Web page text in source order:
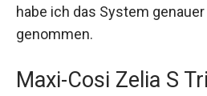
habe ich das System
genommen.
Maxi-Cosi Zelia S